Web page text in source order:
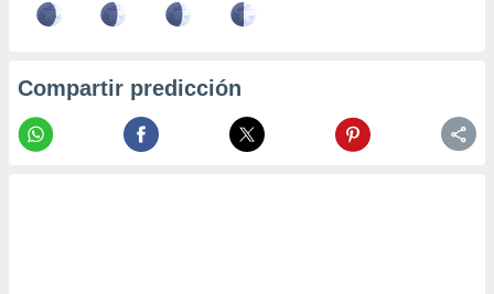
Compartir predicción